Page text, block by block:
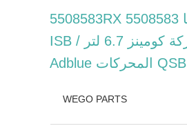
حقن اليوريا 5508583RX 5508583
A063G203 لشركة كومينز 6.7 لتر ISB /
QSB المحركات Adblue
WEGO PARTS